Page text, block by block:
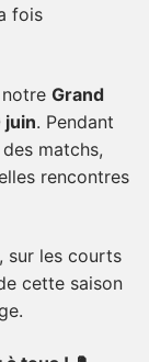
fois
Grand
juin. Pendant
matchs,
rencontres
sur les courts
cette saison